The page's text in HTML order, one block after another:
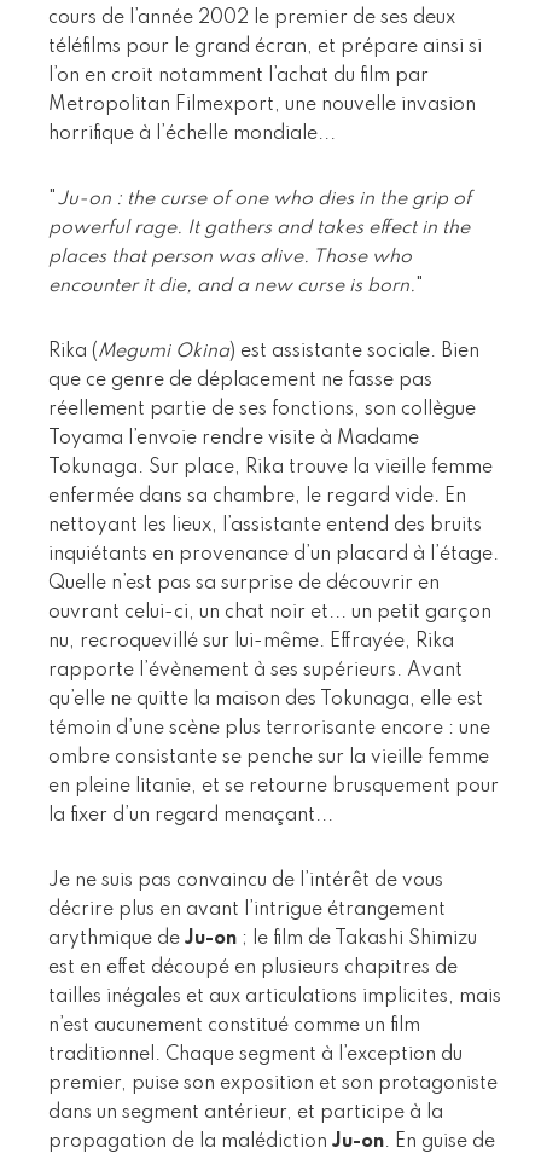
cours de l’année 2002 le premier de ses deux
téléfilms pour le grand écran, et prépare ainsi si
l’on en croit notamment l’achat du film par
Metropolitan Filmexport, une nouvelle invasion
horrifique à l’échelle mondiale...
Ju-on : the curse of one who dies in the grip of
powerful rage. It gathers and takes effect in the
places that person was alive. Those who
encounter it die, and a new curse is born.
Rika (Megumi Okina) est assistante sociale. Bien
que ce genre de déplacement ne fasse pas
réellement partie de ses fonctions, son collègue
Toyama l’envoie rendre visite à Madame
Tokunaga. Sur place, Rika trouve la vieille femme
enfermée dans sa chambre, le regard vide. En
nettoyant les lieux, l’assistante entend des bruits
inquiétants en provenance d’un placard à l’étage.
Quelle n’est pas sa surprise de découvrir en
ouvrant celui-ci, un chat noir et... un petit garçon
nu, recroquevillé sur lui-même. Effrayée, Rika
rapporte l’évènement à ses supérieurs. Avant
qu’elle ne quitte la maison des Tokunaga, elle est
témoin d’une scène plus terrorisante encore : une
ombre consistante se penche sur la vieille femme
en pleine litanie, et se retourne brusquement pour
la fixer d’un regard menaçant...
Je ne suis pas convaincu de l’intérêt de vous
décrire plus en avant l’intrigue étrangement
arythmique de Ju-on ; le film de Takashi Shimizu
est en effet découpé en plusieurs chapitres de
tailles inégales et aux articulations implicites, mais
n’est aucunement constitué comme un film
traditionnel. Chaque segment à l’exception du
premier, puise son exposition et son protagoniste
dans un segment antérieur, et participe à la
propagation de la malédiction Ju-on. En guise de